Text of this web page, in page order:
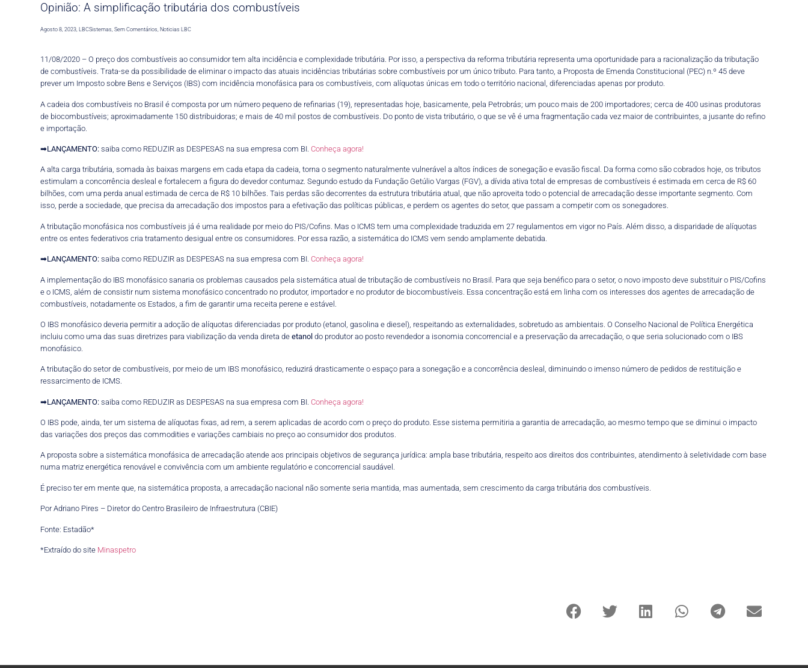
Opinião: A simplificação tributária dos combustíveis
Agosto 8, 2023 ,LBCSistemas Sem Comentários Noticias LBC
11/08/2020 – O preço dos combustíveis ao consumidor tem alta incidência e complexidade tributária. Por isso, a perspectiva da reforma tributária representa uma oportunidade para a racionalização da tributação
de combustíveis. Trata-se da possibilidade de eliminar o impacto das atuais incidências tributárias sobre combustíveis por um único tributo. Para tanto, a Proposta de Emenda Constitucional (PEC) n.º 45 deve
prever um Imposto sobre Bens e Serviços (IBS) com incidência monofásica para os combustíveis, com alíquotas únicas em todo o território nacional, diferenciadas apenas por produto.
A cadeia dos combustíveis no Brasil é composta por um número pequeno de refinarias (19), representadas hoje, basicamente, pela Petrobrás; um pouco mais de 200 importadores; cerca de 400 usinas produtoras
de biocombustíveis; aproximadamente 150 distribuidoras; e mais de 40 mil postos de combustíveis. Do ponto de vista tributário, o que se vê é uma fragmentação cada vez maior de contribuintes, a jusante do refino
e importação.
➡LANÇAMENTO:saiba como REDUZIR as DESPESAS na sua empresa com BI.Conheça agora!
A alta carga tributária, somada às baixas margens em cada etapa da cadeia, torna o segmento naturalmente vulnerável a altos índices de sonegação e evasão fiscal. Da forma como são cobrados hoje, os tributos
estimulam a concorrência desleal e fortalecem a figura do devedor contumaz. Segundo estudo da Fundação Getúlio Vargas (FGV), a dívida ativa total de empresas de combustíveis é estimada em cerca de R$ 60
bilhões, com uma perda anual estimada de cerca de R$ 10 bilhões. Tais perdas são decorrentes da estrutura tributária atual, que não aproveita todo o potencial de arrecadação desse importante segmento. Com
isso, perde a sociedade, que precisa da arrecadação dos impostos para a efetivação das políticas públicas, e perdem os agentes do setor, que passam a competir com os sonegadores.
A tributação monofásica nos combustíveis já é uma realidade por meio do PIS/Cofins. Mas o ICMS tem uma complexidade traduzida em 27 regulamentos em vigor no País. Além disso, a disparidade de alíquotas
entre os entes federativos cria tratamento desigual entre os consumidores. Por essa razão, a sistemática do ICMS vem sendo amplamente debatida.
➡LANÇAMENTO:saiba como REDUZIR as DESPESAS na sua empresa com BI.Conheça agora!
A implementação do IBS monofásico sanaria os problemas causados pela sistemática atual de tributação de combustíveis no Brasil. Para que seja benéfico para o setor, o novo imposto deve substituir o PIS/Cofins
e o ICMS, além de consistir num sistema monofásico concentrado no produtor, importador e no produtor de biocombustíveis. Essa concentração está em linha com os interesses dos agentes de arrecadação de
combustíveis, notadamente os Estados, a fim de garantir uma receita perene e estável.
O IBS monofásico deveria permitir a adoção de alíquotas diferenciadas por produto (etanol, gasolina e diesel), respeitando as externalidades, sobretudo as ambientais. O Conselho Nacional de Política Energética
incluiu como uma das suas diretrizes para viabilização da venda direta deetanol do produtor ao posto revendedor a isonomia concorrencial e a preservação da arrecadação, o que seria solucionado com o IBS
monofásico.
A tributação do setor de combustíveis, por meio de um IBS monofásico, reduzirá drasticamente o espaço para a sonegação e a concorrência desleal, diminuindo o imenso número de pedidos de restituição e
ressarcimento de ICMS.
➡LANÇAMENTO:saiba como REDUZIR as DESPESAS na sua empresa com BI.Conheça agora!
O IBS pode, ainda, ter um sistema de alíquotas fixas, ad rem, a serem aplicadas de acordo com o preço do produto. Esse sistema permitiria a garantia de arrecadação, ao mesmo tempo que se diminui o impacto
das variações dos preços das commodities e variações cambiais no preço ao consumidor dos produtos.
A proposta sobre a sistemática monofásica de arrecadação atende aos principais objetivos de segurança jurídica: ampla base tributária, respeito aos direitos dos contribuintes, atendimento à seletividade com base
numa matriz energética renovável e convivência com um ambiente regulatório e concorrencial saudável.
É preciso ter em mente que, na sistemática proposta, a arrecadação nacional não somente seria mantida, mas aumentada, sem crescimento da carga tributária dos combustíveis.
Por Adriano Pires – Diretor do Centro Brasileiro de Infraestrutura (CBIE)
Fonte: Estadão*
*Extraído do site Minaspetro